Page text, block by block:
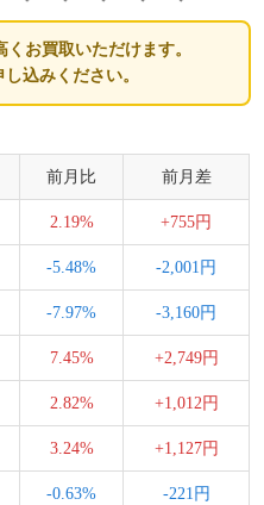
お買取いただけます。
込みください。
前月比 前月差
2.19% +755円
-5.48% -2,001円
-7.97% -3,160円
7.45% +2,749円
2.82% +1,012円
3.24% +1,127円
-0.63% -221円